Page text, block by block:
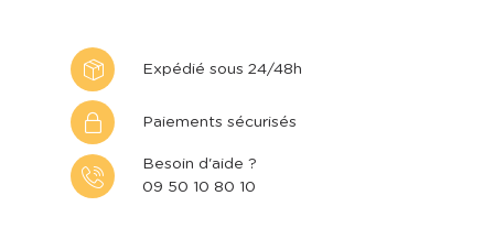
Expédié sous 24/48h
Paiements sécurisés
Besoin d'aide ?
09 50 10 80 10